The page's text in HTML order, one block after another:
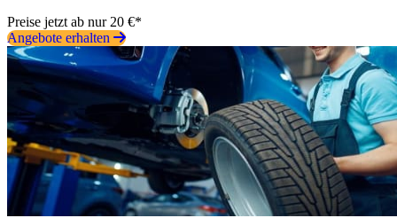
Preise jetzt ab nur 20 €*
Angebote erhalten